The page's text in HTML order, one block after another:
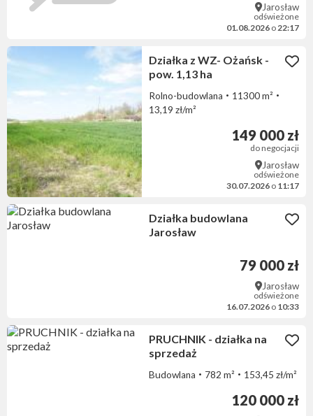
Jarosław
odświeżone
01.08.2026 o22:17
Działka z WZ- Ożańsk -
pow. 1,13 ha
Rolno-budowlana
11300 m²
13,19 zł/m²
149 000 zł
do negocjacji
Jarosław
odświeżone
30.07.2026 o 11:17
Działka budowlana
Jarosław
79 000 zł
Jarosław
odświeżone
16.07.2026 o 10:33
PRUCHNIK - działka na
sprzedaż
Budowlana 782 m² 153,45 zł/m²
120 000 zł